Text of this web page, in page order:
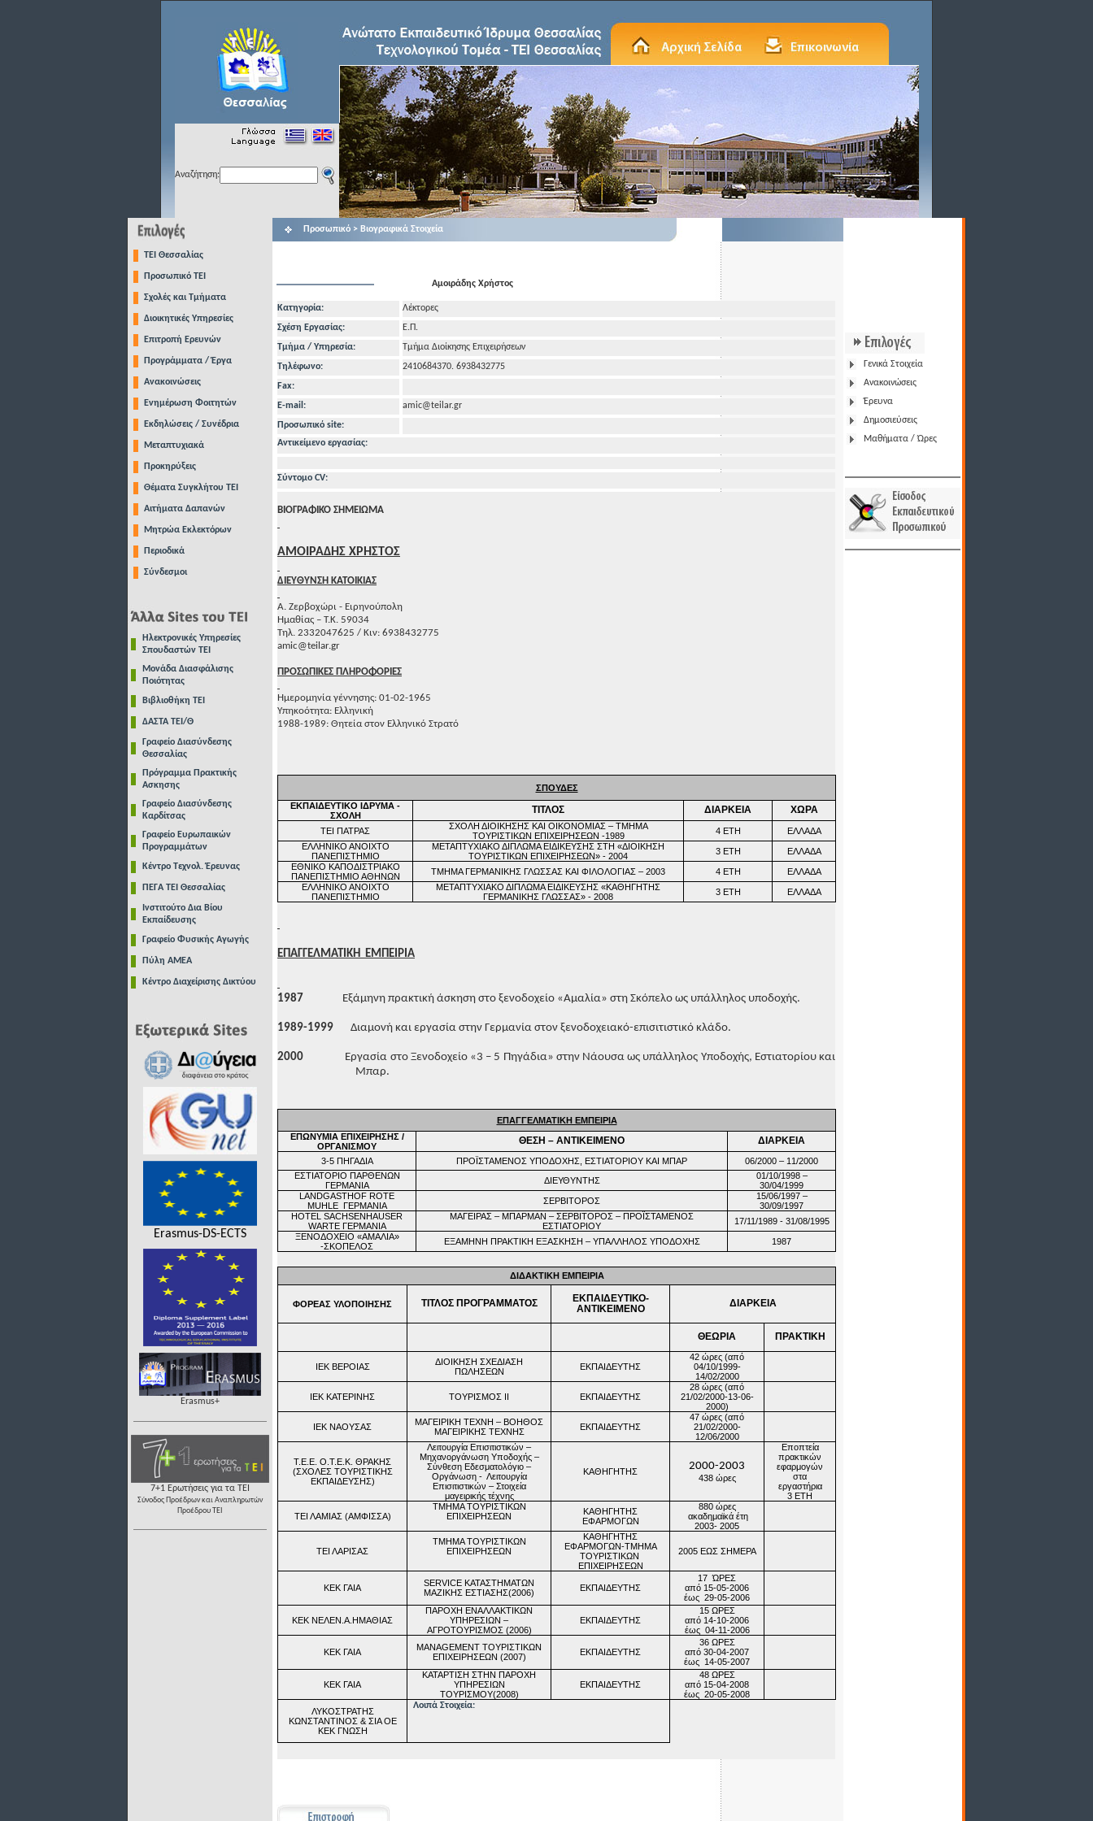
Αναζήτηση:
TEI Θεσσαλίας
Προσωπικό ΤΕΙ
Σχολές και Τμήματα
Διοικητικές Υπηρεσίες
Επιτροπή Ερευνών
Προγράμματα / Έργα
Ανακοινώσεις
Ενημέρωση Φοιτητών
Εκδηλώσεις / Συνέδρια
Μεταπτυχιακά
Προκηρύξεις
Θέματα Συγκλήτου ΤΕΙ
Αιτήματα Δαπανών
Μητρώα Εκλεκτόρων
Περιοδικά
Σύνδεσμοι
Ηλεκτρονικές Υπηρεσίες
Σπουδαστών ΤΕΙ
Μονάδα Διασφάλισης
Ποιότητας
Βιβλιοθήκη ΤΕΙ
ΔΑΣΤΑ ΤΕΙ/Θ
Γραφείο Διασύνδεσης
Θεσσαλίας
Πρόγραμμα Πρακτικής
Ασκησης
Γραφείο Διασύνδεσης
Καρδίτσας
Γραφείο Ευρωπαικών
Προγραμμάτων
Κέντρο Τεχνολ. Έρευνας
ΠΕΓΑ ΤΕΙ Θεσσαλίας
Ινστιτούτο Δια Βίου
Εκπαίδευσης
Γραφείο Φυσικής Αγωγής
Πύλη ΑΜΕΑ
Κέντρο Διαχείρισης Δικτύου
Erasmus-DS-ECTS
Erasmus+
7+1 Ερωτήσεις για τα ΤΕΙ
Σύνοδος Προέδρων και Αναπληρωτών
Προέδρου ΤΕΙ
Προσωπικό > Βιογραφικά Στοιχεία
Αμοιράδης Χρήστος
Κατηγορία:
Λέκτορες
Σχέση Εργασίας:
Ε.Π.
Τμήμα / Υπηρεσία:
Τμήμα Διοίκησης Επιχειρήσεων
Τηλέφωνo:
2410684370. 6938432775
Fax:
E-mail:
amic@teilar.gr
Προσωπικό site:
Αντικείμενο εργασίας:
Σύντομο CV:
ΒΙΟΓΡΑΦΙΚΟ ΣΗΜΕΙΩΜΑ
ΑΜΟΙΡΑΔΗΣ ΧΡΗΣΤΟΣ
ΔΙΕΥΘΥΝΣΗ ΚΑΤΟΙΚΙΑΣ
Α. Ζερβοχώρι - Ειρηνούπολη
Ημαθίας – Τ.Κ. 59034
Τηλ. 2332047625 / Κιν: 6938432775
amic@teilar.gr
ΠΡΟΣΩΠΙΚΕΣ ΠΛΗΡΟΦΟΡΙΕΣ
Ημερομηνία γέννησης: 01-02-1965
Υπηκοότητα: Ελληνική
1988-1989: Θητεία στον Ελληνικό Στρατό
ΣΠΟΥΔΕΣ
ΕΚΠΑΙΔΕΥΤΙΚΟ ΙΔΡΥΜΑ -
ΣΧΟΛΗ
ΤΙΤΛΟΣ ΔΙΑΡΚΕΙΑ ΧΩΡΑ
ΤΕΙ ΠΑΤΡΑΣ
ΣΧΟΛΗ ΔΙΟΙΚΗΣΗΣ ΚΑΙ ΟΙΚΟΝΟΜΙΑΣ – ΤΜΗΜΑ
ΤΟΥΡΙΣΤΙΚΩΝ ΕΠΙΧΕΙΡΗΣΕΩΝ -1989
4 ΕΤΗ
ΕΛΛΑΔΑ
ΕΛΛΗΝΙΚΟ ΑΝΟΙΧΤΟ
ΠΑΝΕΠΙΣΤΗΜΙΟ
ΜΕΤΑΠΤΥΧΙΑΚΟ ΔΙΠΛΩΜΑ ΕΙΔΙΚΕΥΣΗΣ ΣΤΗ «ΔΙΟΙΚΗΣΗ
ΤΟΥΡΙΣΤΙΚΩΝ ΕΠΙΧΕΙΡΗΣΕΩΝ» - 2004
3 ΕΤΗ
ΕΛΛΑΔΑ
ΕΘΝΙΚΟ ΚΑΠΟΔΙΣΤΡΙΑΚΟ
ΠΑΝΕΠΙΣΤΗΜΙΟ ΑΘΗΝΩΝ
ΤΜΗΜΑ ΓΕΡΜΑΝΙΚΗΣ ΓΛΩΣΣΑΣ ΚΑΙ ΦΙΛΟΛΟΓΙΑΣ – 2003 4 ΕΤΗ
ΕΛΛΑΔΑ
ΕΛΛΗΝΙΚΟ ΑΝΟΙΧΤΟ
ΠΑΝΕΠΙΣΤΗΜΙΟ
ΜΕΤΑΠΤΥΧΙΑΚΟ ΔΙΠΛΩΜΑ ΕΙΔΙΚΕΥΣΗΣ «ΚΑΘΗΓΗΤΗΣ
ΓΕΡΜΑΝΙΚΗΣ ΓΛΩΣΣΑΣ» - 2008
3 ΕΤΗ ΕΛΛΑΔΑ
ΕΠΑΓΓΕΛΜΑΤΙΚΗ ΕΜΠΕΙΡΙΑ
1987 Εξάμηνη πρακτική άσκηση στο ξενοδοχείο «Αμαλία» στη Σκόπελο ως υπάλληλος υποδοχής.
1989-1999 Διαμονή και εργασία στην Γερμανία στον ξενοδοχειακό-επισιτιστικό κλάδο.
2000
Εργασία στο Ξενοδοχείο «3 – 5 Πηγάδια» στην Νάουσα ως υπάλληλος Υποδοχής, Εστιατορίου και
Μπαρ.
ΕΠΑΓΓΕΛΜΑΤΙΚΗ ΕΜΠΕΙΡΙΑ
ΕΠΩΝΥΜΙΑ ΕΠΙΧΕΙΡΗΣΗΣ /
ΟΡΓΑΝΙΣΜΟΥ
ΘΕΣΗ – ΑΝΤΙΚΕΙΜΕΝΟ ΔΙΑΡΚΕΙΑ
3-5 ΠΗΓΑΔΙΑ ΠΡΟΪΣΤΑΜΕΝΟΣ ΥΠΟΔΟΧΗΣ, ΕΣΤΙΑΤΟΡΙΟΥ ΚΑΙ ΜΠΑΡ
06/2000 – 11/2000
ΕΣΤΙΑΤΟΡΙΟ ΠΑΡΘΕΝΩΝ
ΓΕΡΜΑΝΙΑ
ΔΙΕΥΘΥΝΤΗΣ
01/10/1998 –
30/04/1999
LANDGASTHOF ROTE
MUHLE
ΓΕΡΜΑΝΙΑ ΣΕΡΒΙΤΟΡΟΣ
15/06/1997 –
30/09/1997
HOTEL SACHSENHAUSER
WARTE ΓΕΡΜΑΝΙΑ
ΜΑΓΕΙΡΑΣ – ΜΠΑΡΜΑΝ – ΣΕΡΒΙΤΟΡΟΣ – ΠΡΟΪΣΤΑΜΕΝΟΣ
ΕΣΤΙΑΤΟΡΙΟΥ
17/11/1989 - 31/08/1995
ΞΕΝΟΔΟΧΕΙΟ «ΑΜΑΛΙΑ»
-ΣΚΟΠΕΛΟΣ
ΕΞΑΜΗΝΗ ΠΡΑΚΤΙΚΗ ΕΞΑΣΚΗΣΗ – ΥΠΑΛΛΗΛΟΣ ΥΠΟΔΟΧΗΣ 1987
ΔΙΔΑΚΤΙΚΗ ΕΜΠΕΙΡΙΑ
ΦΟΡΕΑΣ ΥΛΟΠΟΙΗΣΗΣ ΤΙΤΛΟΣ ΠΡΟΓΡΑΜΜΑΤΟΣ
ΕΚΠΑΙΔΕΥΤΙΚΟ-
ΑΝΤΙΚΕΙΜΕΝΟ
ΔΙΑΡΚΕΙΑ
ΘΕΩΡΙΑ ΠΡΑΚΤΙΚΗ
ΙΕΚ ΒΕΡΟΙΑΣ
ΔΙΟΙΚΗΣΗ ΣΧΕΔΙΑΣΗ
ΠΩΛΗΣΕΩΝ
ΕΚΠΑΙΔΕΥΤΗΣ
42 ώρες (από
04/10/1999-
14/02/2000
ΙΕΚ ΚΑΤΕΡΙΝΗΣ ΤΟΥΡΙΣΜΟΣ II ΕΚΠΑΙΔΕΥΤΗΣ
28 ώρες (από
21/02/2000-13-06-
2000)
ΙΕΚ ΝΑΟΥΣΑΣ
ΜΑΓΕΙΡΙΚΗ ΤΕΧΝΗ – ΒΟΗΘΟΣ
ΜΑΓΕΙΡΙΚΗΣ ΤΕΧΝΗΣ
ΕΚΠΑΙΔΕΥΤΗΣ
47 ώρες (από
21/02/2000-
12/06/2000
Τ.Ε.Ε. Ο.Τ.Ε.Κ. ΘΡΑΚΗΣ
(ΣΧΟΛΕΣ ΤΟΥΡΙΣΤΙΚΗΣ
ΕΚΠΑΙΔΕΥΣΗΣ)
Λειτουργία Επισιτιστικών –
Μηχανοργάνωση Υποδοχής –
Σύνθεση Εδεσματολόγιο –
Οργάνωση - Λειτουργία
Επισιτιστικών – Στοιχεία
μαγειρικής τέχνης
ΚΑΘΗΓΗΤΗΣ 2000-2003
438 ώρες
Εποπτεία
πρακτικών
εφαρμογών
στα
εργαστήρια
3 ΕΤΗ
ΤΕΙ ΛΑΜΙΑΣ (ΑΜΦΙΣΣΑ)
ΤΜΗΜΑ ΤΟΥΡΙΣΤΙΚΩΝ
ΕΠΙΧΕΙΡΗΣΕΩΝ
ΚΑΘΗΓΗΤΗΣ
ΕΦΑΡΜΟΓΩΝ
880 ώρες
ακαδημαϊκά έτη
2003- 2005
ΤΕΙ ΛΑΡΙΣΑΣ
ΤΜΗΜΑ ΤΟΥΡΙΣΤΙΚΩΝ
ΕΠΙΧΕΙΡΗΣΕΩΝ
ΚΑΘΗΓΗΤΗΣ
ΕΦΑΡΜΟΓΩΝ-ΤΜΗΜΑ
ΤΟΥΡΙΣΤΙΚΩΝ
ΕΠΙΧΕΙΡΗΣΕΩΝ
2005 ΕΩΣ ΣΗΜΕΡΑ
ΚΕΚ ΓΑΙΑ SERVICE ΚΑΤΑΣΤΗΜΑΤΩΝ
ΜΑΖΙΚΗΣ ΕΣΤΙΑΣΗΣ(2006)
ΕΚΠΑΙΔΕΥΤΗΣ
17 ΏΡΕΣ
από 15-05-2006
έως 29-05-2006
ΚΕΚ ΝΕΛΕΝ.Α.ΗΜΑΘΙΑΣ
ΠΑΡΟΧΗ ΕΝΑΛΛΑΚΤΙΚΩΝ
ΥΠΗΡΕΣΙΩΝ –
ΑΓΡΟΤΟΥΡΙΣΜΟΣ (2006)
ΕΚΠΑΙΔΕΥΤΗΣ
15 ΩΡΕΣ
από 14-10-2006
έως 04-11-2006
ΚΕΚ ΓΑΙΑ MANAGEMENT ΤΟΥΡΙΣΤΙΚΩΝ
ΕΠΙΧΕΙΡΗΣΕΩΝ (2007)
ΕΚΠΑΙΔΕΥΤΗΣ
36 ΩΡΕΣ
από 30-04-2007
έως 14-05-2007
ΚΕΚ ΓΑΙΑ
ΚΑΤΑΡΤΙΣΗ ΣΤΗΝ ΠΑΡΟΧΗ
ΥΠΗΡΕΣΙΩΝ
ΤΟΥΡΙΣΜΟΥ(2008)
ΕΚΠΑΙΔΕΥΤΗΣ
48 ΩΡΕΣ
από 15-04-2008
έως 20-05-2008
ΛΥΚΟΣΤΡΑΤΗΣ
ΚΩΝΣΤΑΝΤΙΝΟΣ & ΣΙΑ ΟΕ
ΚΕΚ ΓΝΩΣΗ
Λοιπά Στοιχεία:
Γενικά Στοιχεία
Ανακοινώσεις
Έρευνα
Δημοσιεύσεις
Μαθήματα / Ώρες